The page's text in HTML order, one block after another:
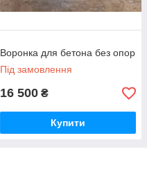
Воронка для бетона без опор
Під замовлення
16 500 ₴
Купити